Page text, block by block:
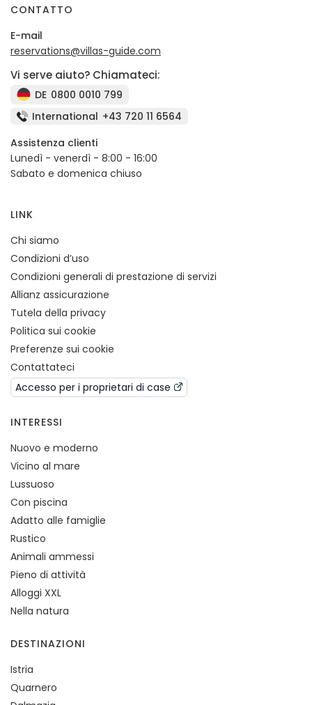
CONTATTO
E-mail
reservations@villas-guide.com
Vi serve aiuto? Chiamateci:
DE 0800 0010 799
International +43 720 11 6564
Assistenza clienti
Lunedì - venerdì - 8:00 - 16:00
Sabato e domenica chiuso
LINK
Chi siamo
Condizioni d’uso
Condizioni generali di prestazione di servizi
Allianz assicurazione
Tutela della privacy
Politica sui cookie
Preferenze sui cookie
Contattateci
Accesso per i proprietari di case
INTERESSI
Nuovo e moderno
Vicino al mare
Lussuoso
Con piscina
Adatto alle famiglie
Rustico
Animali ammessi
Pieno di attività
Alloggi XXL
Nella natura
DESTINAZIONI
Istria
Quarnero